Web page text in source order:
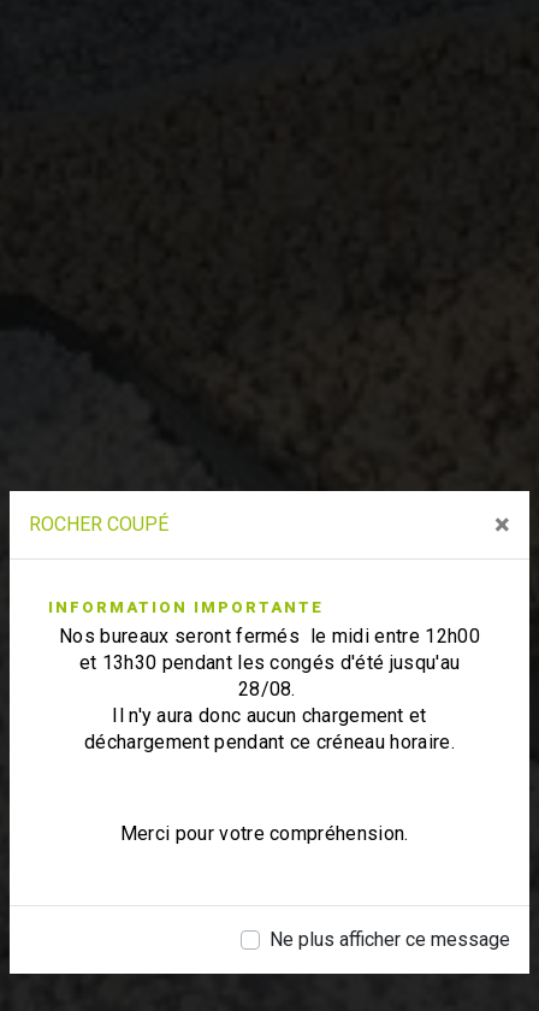
ROCHER COUPÉ ×
INFORMATION IMPORTANTE
Nos bureaux seront fermés le midi entre 12h00
et 13h30 pendant les congés d'été jusqu'au
28/08.
Il n'y aura donc aucun chargement et
déchargement pendant ce créneau horaire.
Merci pour votre compréhension.
Ne plus afficher ce message